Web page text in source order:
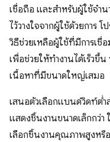
เชื่อถือ และสำหรับผู้ใช้จำ
ไว้วางใจจากผู้ใช้ด้วยการ
วิธีช่วยเหลือผู้ใช้ที่มีการเชื่
เพื่อช่วยให้ทำงานได้เร็วขึ้
เนื้อหาที่มีขนาดใหญ่เสมอ
เสนอตัวเลือกแบนด์วิดท์ต่ำ
แสดงชิ้นงานขนาดเล็กกว่า
เลือกชิ้นงานคุณภาพสูงหรื